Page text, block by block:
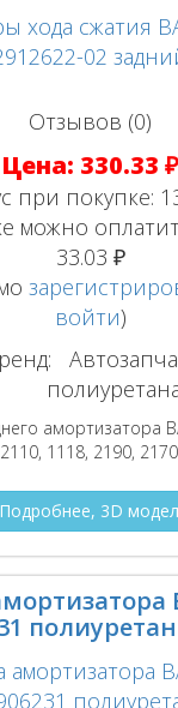
Отзывов (0)
Цена: 330.33 ₽
при покупке:
можно
33.03 ₽
войти)
амортизатора
2110, 1118, 2190,
Подробнее, 3D
полиуретан